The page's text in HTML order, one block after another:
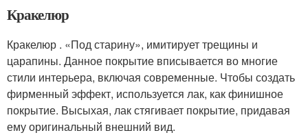
Кракелюр
Кракелюр . «Под старину», имитирует трещины и
царапины. Данное покрытие вписывается во многие
стили интерьера, включая современные. Чтобы создать
фирменный эффект, используется лак, как финишное
покрытие. Высыхая, лак стягивает покрытие, придавая
ему оригинальный внешний вид.